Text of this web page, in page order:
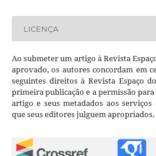
LICENÇA
Ao submeter um artigo à Revista
aprovado, os autores concordam em
seguintes direitos à Revista Espaço
primeira publicação e a permissão para
artigo e seus metadados aos
que seus editores julguem apropriados.